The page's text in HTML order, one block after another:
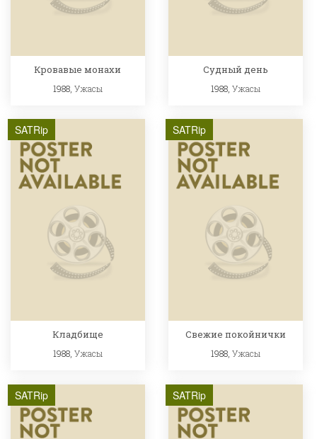
Кровавые монахи
1988, Ужасы
Судный день
1988,Ужасы
SATRip
Кладбище
1988, Ужасы
SATRip
Свежие покойнички
1988,Ужасы
SATRip SATRip